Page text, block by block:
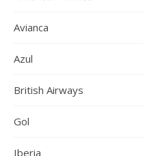
Avianca
Azul
British Airways
Gol
Iberia